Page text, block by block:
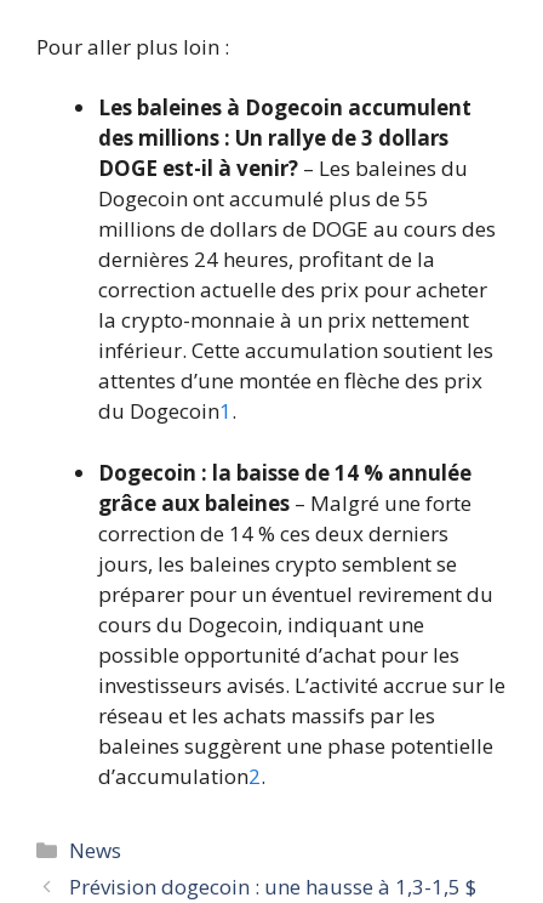
Pour aller plus loin :
Les baleines à Dogecoin accumulent
des millions : Un rallye de 3 dollars
DOGE est-il à venir? – Les baleines du
Dogecoin ont accumulé plus de 55
millions de dollars de DOGE au cours des
dernières 24 heures, profitant de la
correction actuelle des prix pour acheter
la crypto-monnaie à un prix nettement
inférieur. Cette accumulation soutient les
attentes d’une montée en flèche des prix
du Dogecoin1.
Dogecoin : la baisse de 14 % annulée
grâce aux baleines – Malgré une forte
correction de 14 % ces deux derniers
jours, les baleines crypto semblent se
préparer pour un éventuel revirement du
cours du Dogecoin, indiquant une
possible opportunité d’achat pour les
investisseurs avisés. L’activité accrue sur le
réseau et les achats massifs par les
baleines suggèrent une phase potentielle
d’accumulation2.
Catégories
News
Prévision dogecoin : une hausse à 1,3-1,5 $